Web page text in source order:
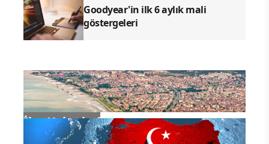
Goodyear'in ilk 6 aylık mali
göstergeleri
İlçe Haberleri